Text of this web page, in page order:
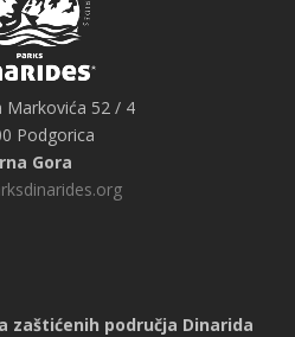
Markovića 52 / 4
Podgorica
Gora
zaštićenih područja Dinarida